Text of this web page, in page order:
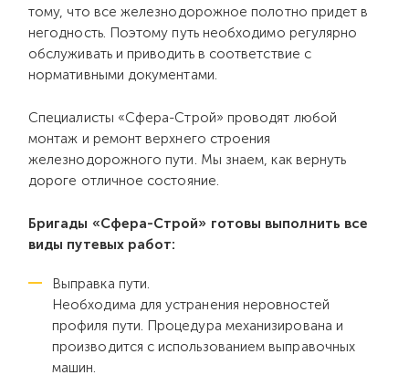
тому, что все железнодорожное полотно придет в
негодность. Поэтому путь необходимо регулярно
обслуживать и приводить в соответствие c
нормативными документами.
Специалисты «Сфера-Строй» проводят любой
монтаж и ремонт верхнего строения
железнодорожного пути. Мы знаем, как вернуть
дороге отличное состояние.
Бригады «Сфера-Строй» готовы выполнить все
виды путевых работ:
Выправка пути.
Необходима для устранения неровностей
профиля пути. Процедура механизирована и
производится с использованием выправочных
машин.